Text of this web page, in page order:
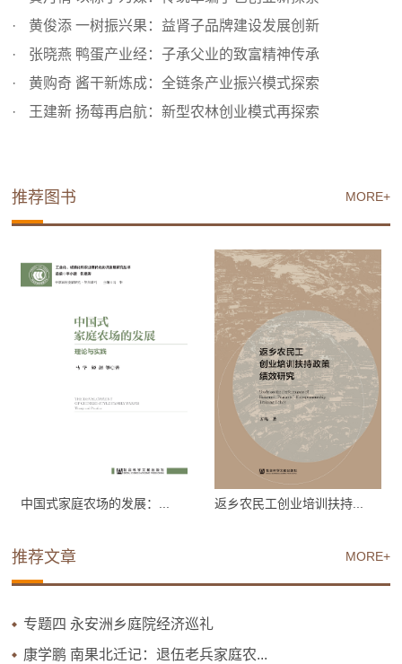
黄俊添 一树振兴果：益肾子品牌建设发展创新
张晓燕 鸭蛋产业经：子承父业的致富精神传承
黄购奇 酱干新炼成：全链条产业振兴模式探索
王建新 扬莓再启航：新型农林创业模式再探索
MORE+
推荐图书
中国式家庭农场的发展：... 返乡农民工创业培训扶持...
MORE+
推荐文章
专题四 永安洲乡庭院经济巡礼
康学鹏 南果北迁记：退伍老兵家庭农...